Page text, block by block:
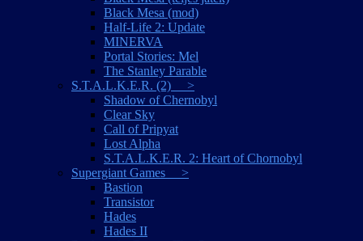
Black Mesa (mod)
Half-Life 2: Update
MINERVA
Portal Stories: Mel
The Stanley Parable
S.T.A.L.K.E.R. (2) >
Shadow of Chernobyl
Clear Sky
Call of Pripyat
Lost Alpha
S.T.A.L.K.E.R. 2: Heart of Chornobyl
Supergiant Games >
Bastion
Transistor
Hades
Hades II